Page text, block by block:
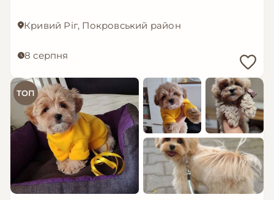
Кривий Ріг, Покровський район
8 серпня
ТОП